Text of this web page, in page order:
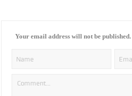
Your email address will not be published.